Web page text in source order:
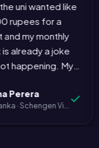
agent who
same thing
minutes on
consulate
Officer
the uni wanted like
rupees for a
and my monthly
is already a joke
not happening. My
her visa last
so I tried it. Colombo
return. Done. The
Perera
Lanka · Schengen Visa (Germany)